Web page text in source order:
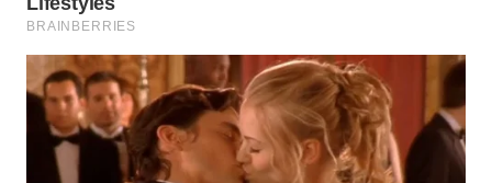
WAHANA
NEWS
WAHANA
TANI